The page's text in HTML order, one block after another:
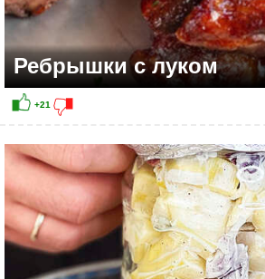
Ребрышки с луком